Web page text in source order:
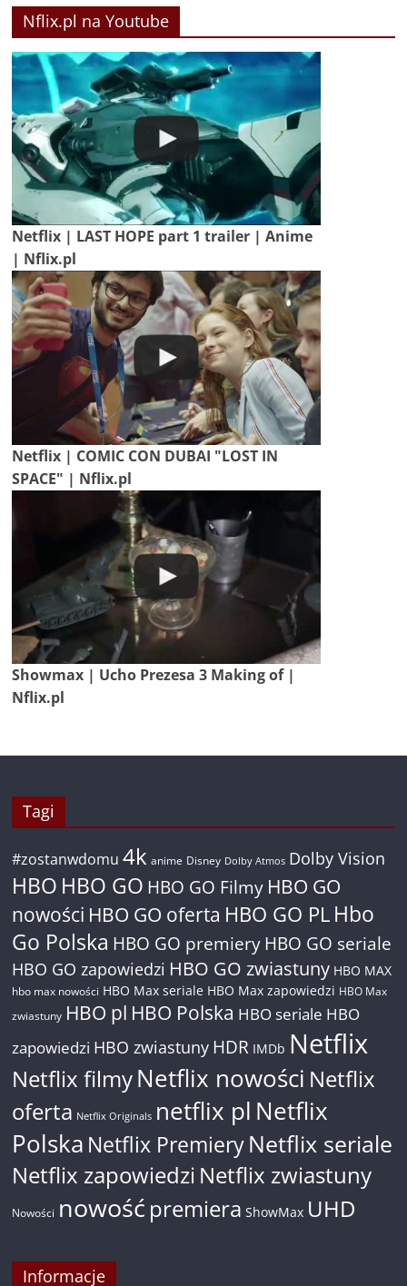
Nflix.pl na Youtube
Netflix | LAST HOPE part 1 trailer | Anime
| Nflix.pl
Netflix | COMIC CON DUBAI "LOST IN
SPACE" | Nflix.pl
Showmax | Ucho Prezesa 3 Making of |
Nflix.pl
Tagi
#zostanwdomu 4k anime Disney Dolby Atmos Dolby Vision
HBO HBO GO HBO GO Filmy HBO GO
nowości HBO GO oferta HBO GO PL Hbo
Go Polska HBO GO premiery HBO GO seriale
HBO GO zapowiedzi HBO GO zwiastuny HBO MAX
hbo max nowości HBO Max seriale HBO Max zapowiedzi HBO Max
zwiastuny HBO pl HBO Polska HBO seriale HBO
zapowiedzi HBO zwiastuny HDR IMDb Netflix
Netflix filmyNetflix nowości Netflix
oferta Netflix Originals netflix pl Netflix
Polska Netflix PremieryNetflix seriale
Netflix zapowiedzi Netflix zwiastuny
Nowości nowość premiera ShowMax UHD
Informacje